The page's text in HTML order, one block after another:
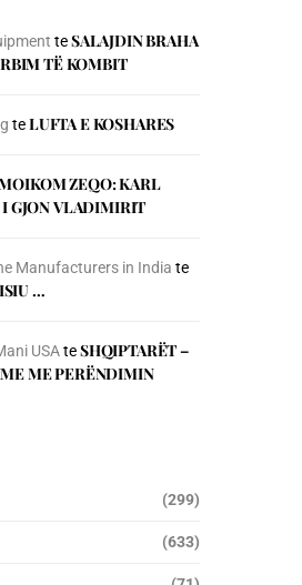
teSALAJDIN BRAHA
TЁ KOMBIT
teLUFTA E KOSHARES
ZEQO: KARL
GJON VLADIMIRIT
Manufacturers in India te
…
USAteSHQIPTARËT –
ME PERËNDIMIN
(299)
(633)